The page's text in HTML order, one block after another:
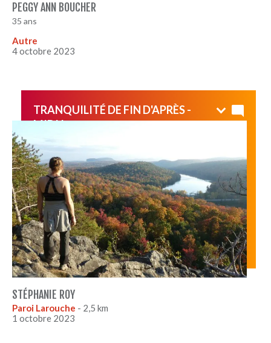
PEGGY ANN BOUCHER
35 ans
Autre
4 octobre 2023
STÉPHANIE ROY
Paroi Larouche - 2,5 km
1 octobre 2023
TRANQUILITÉ DE FIN D'APRÈS -
MIDI !
Belle rando jusqu'au Lac Miller, puis souper au coucher
du soleil au-dessus de la paroi Larouche :)